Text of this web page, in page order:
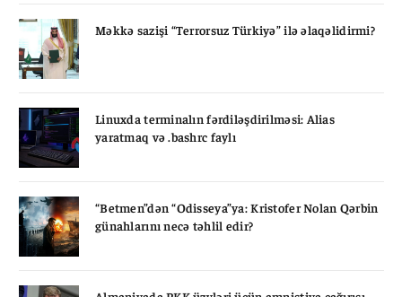
Məkkə sazişi “Terrorsuz Türkiyə” ilə əlaqəlidirmi?
Linuxda terminalın fərdiləşdirilməsi: Alias
yaratmaq və .bashrc faylı
“Betmen”dən “Odisseya”ya: Kristofer Nolan Qərbin
günahlarını necə təhlil edir?